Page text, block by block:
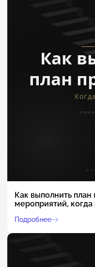
Как выполнить
мероприятий, когда
Подробнее